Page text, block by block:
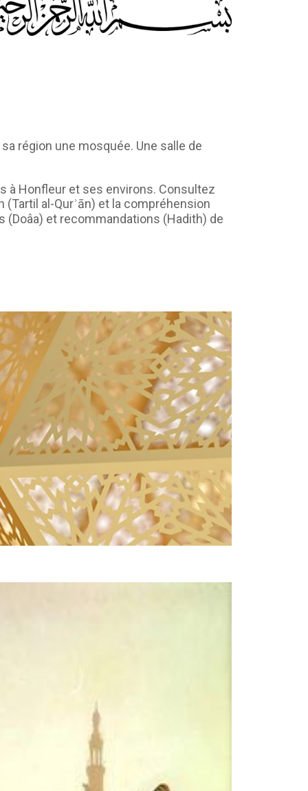
région une mosquée. Une salle de
à Honfleur et ses environs. Consultez
al-Qurʾān) et la compréhension
(Doâa) et recommandations (Hadith) de